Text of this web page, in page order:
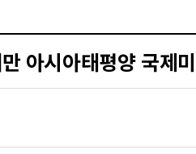
아시아태평양 국제